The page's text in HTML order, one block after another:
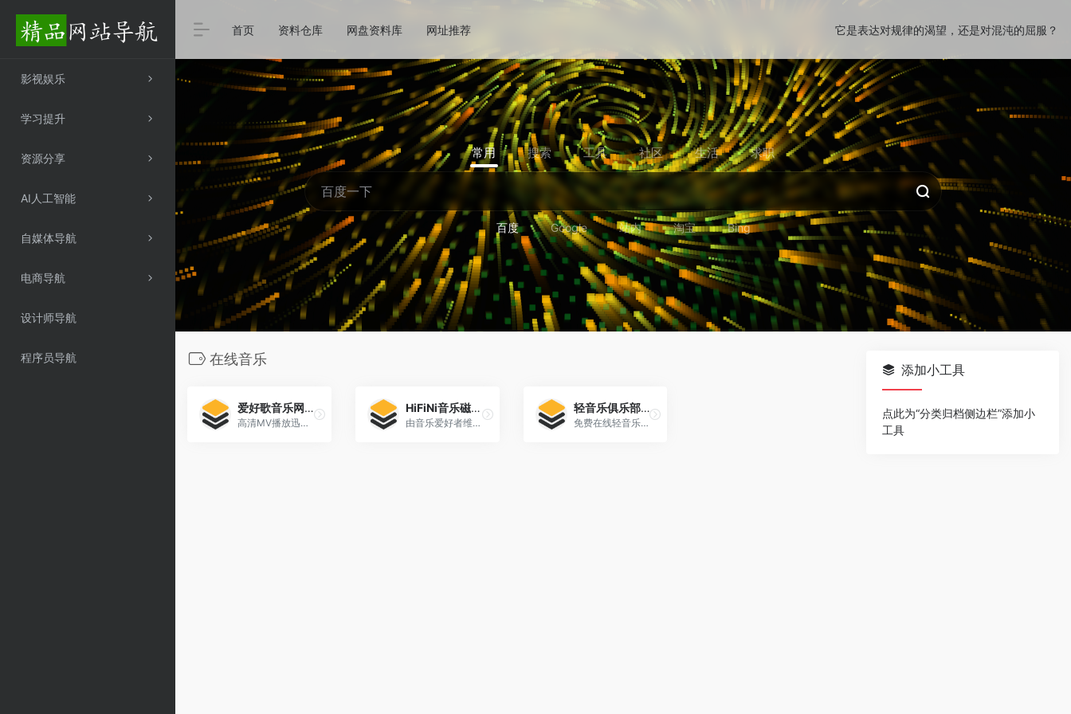
影视娱乐
学习提升
资源分享
AI人工智能
自媒体导航
电商导航
设计师导航
程序员导航
首页 资料仓库 网盘资料库 网址推荐 它是表达对规律的渴望，还是对混沌的屈服？
常用 搜索 工具 社区 生活 求职
百度 Google 站内 淘宝 Bing
在线音乐
爱好歌音乐网（已失效）
高清MV播放迅雷下载
HiFiNi音乐磁场（已失效）
由音乐爱好者维护的分享平台
轻音乐俱乐部（已失效）
免费在线轻音乐大全网站
添加小工具
点此为“分类归档侧边栏”添加小
工具